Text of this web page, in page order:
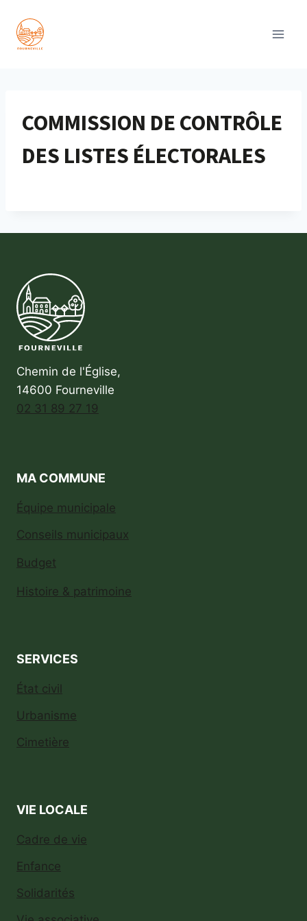
contenu
COMMISSION DE CONTRÔLE
DES LISTES ÉLECTORALES
Chemin de l'Église,
14600 Fourneville
02 31 89 27 19
MA COMMUNE
Équipe municipale
Conseils municipaux
Budget
Histoire & patrimoine
SERVICES
État civil
Urbanisme
Cimetière
VIE LOCALE
Cadre de vie
Enfance
Solidarités